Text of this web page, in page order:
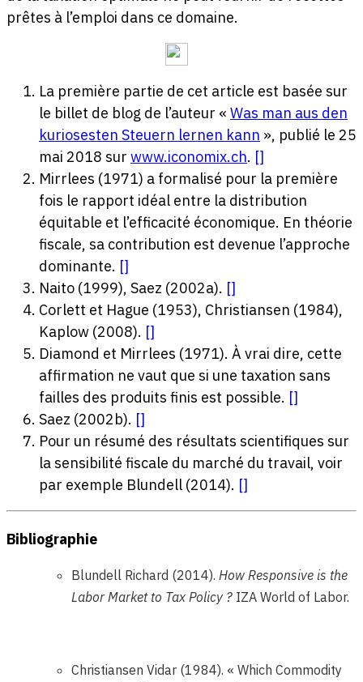
prêtes à l’emploi dans ce domaine.
La première partie de cet article est basée sur
le billet de blog de l’auteur « Was man aus den
kuriosesten Steuern lernen kann », publié le 25
mai 2018 sur www.iconomix.ch. []
Mirrlees (1971) a formalisé pour la première
fois le rapport idéal entre la distribution
équitable et l’efficacité économique. En théorie
fiscale, sa contribution est devenue l’approche
dominante. []
Naito (1999), Saez (2002a). []
Corlett et Hague (1953), Christiansen (1984),
Kaplow (2008). []
Diamond et Mirrlees (1971). À vrai dire, cette
affirmation ne vaut que si une taxation sans
failles des produits finis est possible. []
Saez (2002b). []
Pour un résumé des résultats scientifiques sur
la sensibilité fiscale du marché du travail, voir
par exemple Blundell (2014). []
Bibliographie
Blundell Richard (2014). How Responsive is the
Labor Market to Tax Policy ? IZA World of Labor.
Christiansen Vidar (1984). « Which Commodity